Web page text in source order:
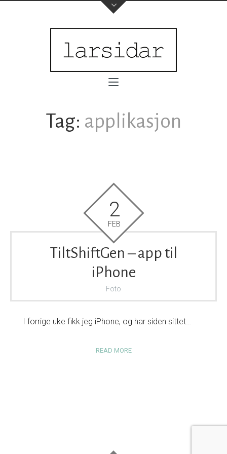
Tag: applikasjon
2
FEB
TiltShiftGen – app til
iPhone
Foto
I forrige uke fikk jeg iPhone, og har siden sittet…
READ MORE